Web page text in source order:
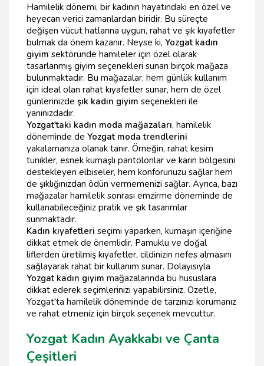
Hamilelik dönemi, bir kadının hayatındaki en özel ve
heyecan verici zamanlardan biridir. Bu süreçte
değişen vücut hatlarına uygun, rahat ve şık kıyafetler
bulmak da önem kazanır. Neyse ki, Yozgat kadın
giyim sektöründe hamileler için özel olarak
tasarlanmış giyim seçenekleri sunan birçok mağaza
bulunmaktadır. Bu mağazalar, hem günlük kullanım
için ideal olan rahat kıyafetler sunar, hem de özel
günlerinizde şık kadın giyim seçenekleri ile
yanınızdadır.
Yozgat'taki kadın moda mağazaları, hamilelik
döneminde de Yozgat moda trendlerini
yakalamanıza olanak tanır. Örneğin, rahat kesim
tunikler, esnek kumaşlı pantolonlar ve karın bölgesini
destekleyen elbiseler, hem konforunuzu sağlar hem
de şıklığınızdan ödün vermemenizi sağlar. Ayrıca, bazı
mağazalar hamilelik sonrası emzirme döneminde de
kullanabileceğiniz pratik ve şık tasarımlar
sunmaktadır.
Kadın kıyafetleri seçimi yaparken, kumaşın içeriğine
dikkat etmek de önemlidir. Pamuklu ve doğal
liflerden üretilmiş kıyafetler, cildinizin nefes almasını
sağlayarak rahat bir kullanım sunar. Dolayısıyla
Yozgat kadın giyim mağazalarında bu hususlara
dikkat ederek seçimlerinizi yapabilirsiniz. Özetle,
Yozgat'ta hamilelik döneminde de tarzınızı korumanız
ve rahat etmeniz için birçok seçenek mevcuttur.
Yozgat Kadın Ayakkabı ve Çanta
Çeşitleri